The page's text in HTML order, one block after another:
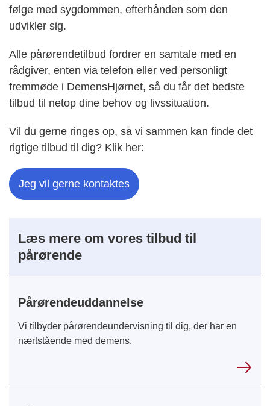
følge med sygdommen, efterhånden som den
udvikler sig.
Alle pårørendetilbud fordrer en samtale med en
rådgiver, enten via telefon eller ved personligt
fremmøde i DemensHjørnet, så du får det bedste
tilbud til netop dine behov og livssituation.
Vil du gerne ringes op, så vi sammen kan finde det
rigtige tilbud til dig? Klik her:
Jeg vil gerne kontaktes
Læs mere om vores tilbud til
pårørende
Pårørendeuddannelse
Vi tilbyder pårørendeundervisning til dig, der har en
nærtstående med demens.